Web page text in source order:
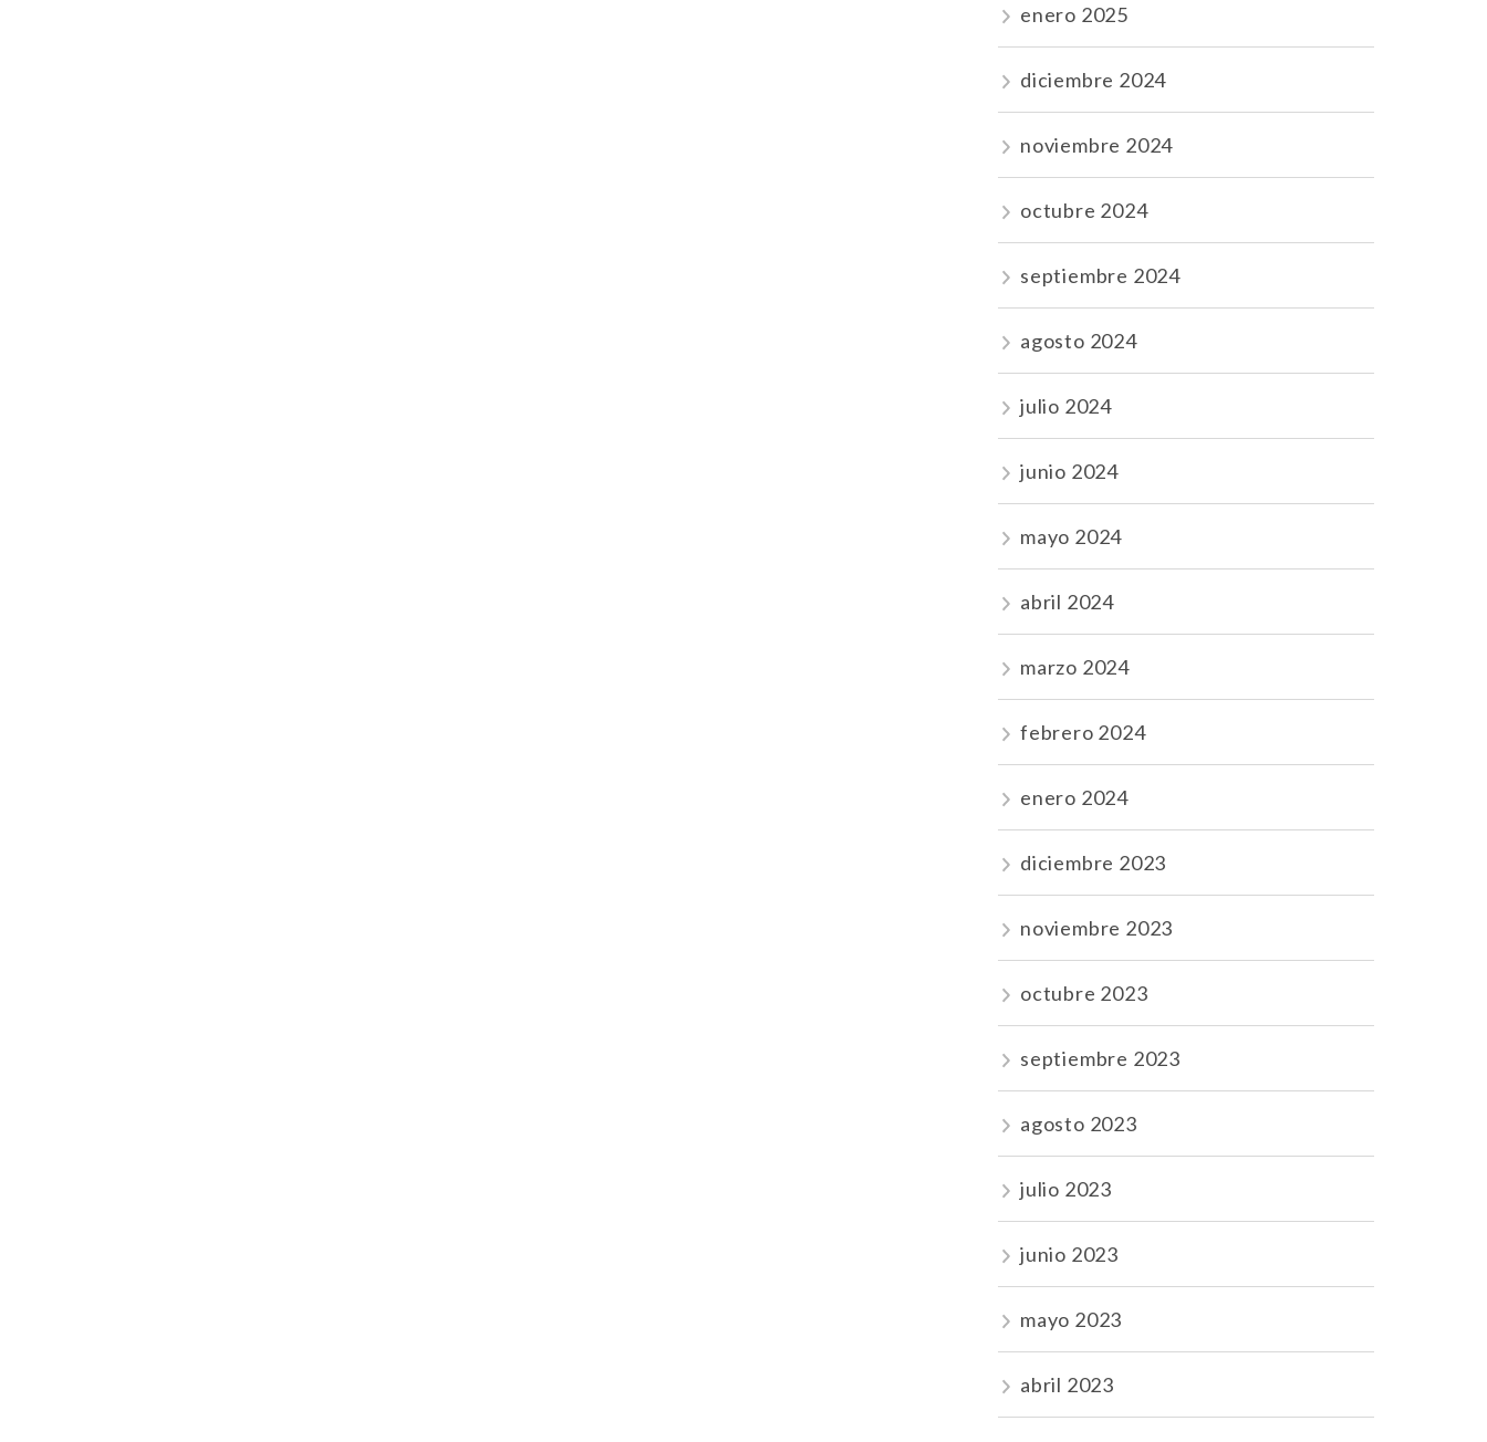
enero 2025
diciembre 2024
noviembre 2024
octubre 2024
septiembre 2024
agosto 2024
julio 2024
junio 2024
mayo 2024
abril 2024
marzo 2024
febrero 2024
enero 2024
diciembre 2023
noviembre 2023
octubre 2023
septiembre 2023
agosto 2023
julio 2023
junio 2023
mayo 2023
abril 2023